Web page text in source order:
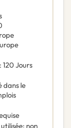
: 120 Jours
dans le
: non